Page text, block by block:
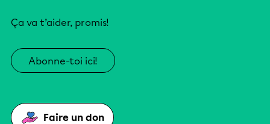
Ça va t’aider, promis!
Abonne-toi ici!
Faire un don